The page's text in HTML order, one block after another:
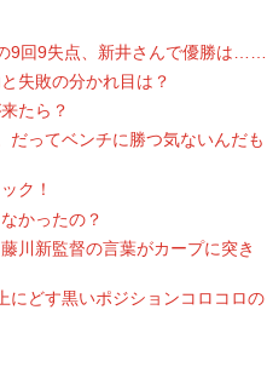
9回9失点、新井さんで優勝は……
失敗の分かれ目は？
たら？
だってベンチに勝つ気ないんだも
ク！
かったの？
川新監督の言葉がカープに突き
にどす黒いポジションコロコロの